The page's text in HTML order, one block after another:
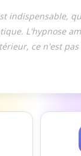
indispensable,
L'hypnose
ce n'est